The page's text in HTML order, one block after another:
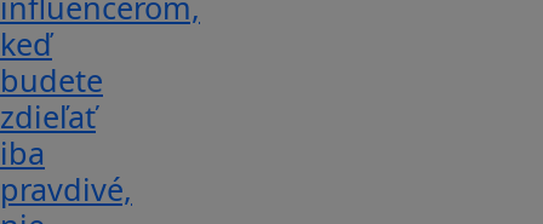
keď
budete
zdieľať
iba
pravdivé,